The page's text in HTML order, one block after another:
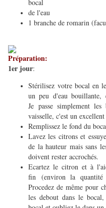
bocal
de l'eau
1 branche de romarin
Préparation:
1er jour:
Stérilisez votre bocal en
un peu d'eau bouillante,
Je passe simplement
vaisselle, c'est un
Remplissez le fond du
Lavez les citrons et
de la hauteur mais sans
doivent rester accrochés.
Ecartez le citron et à
fin (environ la
Procedez de même pour
les debout dans le